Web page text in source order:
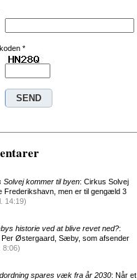
*
Solvej kommer til byen: Cirkus Solvej
Frederikshavn, men er til gengæld 3
14:19)
historie ved at blive revet ned?:
Østergaard, Sæby, som afsender
8:06)
spares væk fra år 2030: Når et